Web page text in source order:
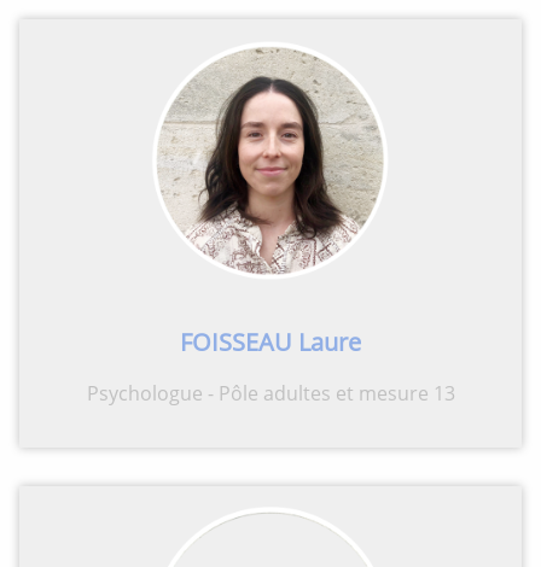
FOISSEAU Laure
Psychologue - Pôle adultes et mesure 13